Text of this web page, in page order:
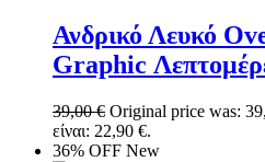
Ανδρικό Λευκό
Graphic
39,00€ Original price was:
είναι: 22,90 €.
36% OFF New